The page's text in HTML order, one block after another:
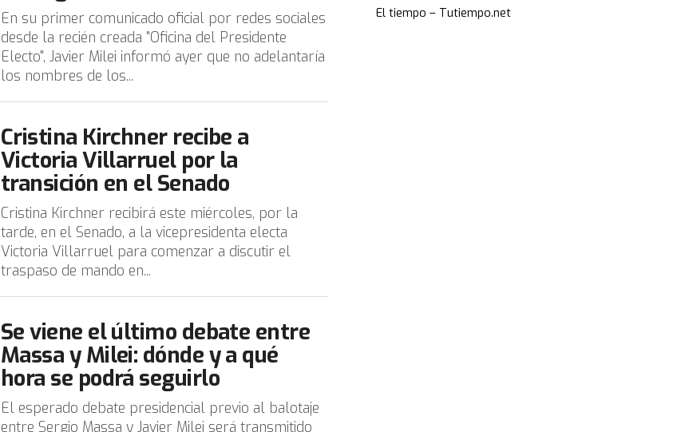
En su primer comunicado oficial por redes sociales
desde la recién creada "Oficina del Presidente
Electo", Javier Milei informó ayer que no adelantaría
los nombres de los...
Cristina Kirchner recibe a
Victoria Villarruel por la
transición en el Senado
Cristina Kirchner recibirá este miércoles, por la
tarde, en el Senado, a la vicepresidenta electa
Victoria Villarruel para comenzar a discutir el
traspaso de mando en...
Se viene el último debate entre
Massa y Milei: dónde y a qué
hora se podrá seguirlo
El esperado debate presidencial previo al balotaje
entre Sergio Massa y Javier Milei será transmitido
El tiempo – Tutiempo.net